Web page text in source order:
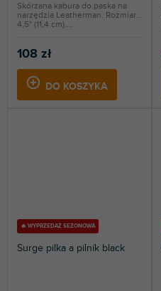
108 zł
DO KOSZYKA
Skórzana kabura do paska na
narzędzia Leatherman. Rozmiar
4,5" (11,4 cm)....
🔥 WYPRZEDAŻ SEZONOWA
Surge pilka a pilník black